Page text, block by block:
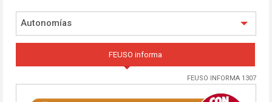
Autonomías
FEUSO informa
FEUSO INFORMA 1307